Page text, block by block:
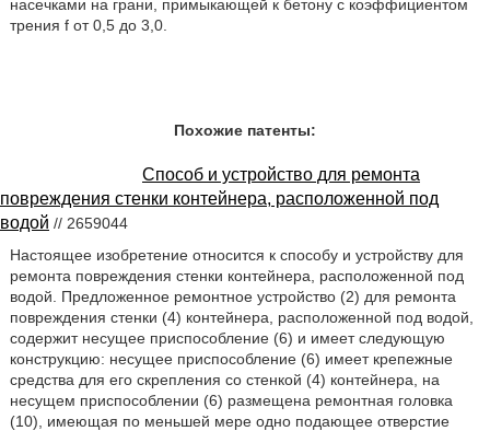
насечками на грани, примыкающей к бетону с коэффициентом
трения f от 0,5 до 3,0.
Похожие патенты:
Способ и устройство для ремонта
повреждения стенки контейнера, расположенной под
водой // 2659044
Настоящее изобретение относится к способу и устройству для
ремонта повреждения стенки контейнера, расположенной под
водой. Предложенное ремонтное устройство (2) для ремонта
повреждения стенки (4) контейнера, расположенной под водой,
содержит несущее приспособление (6) и имеет следующую
конструкцию: несущее приспособление (6) имеет крепежные
средства для его скрепления со стенкой (4) контейнера, на
несущем приспособлении (6) размещена ремонтная головка
(10), имеющая по меньшей мере одно подающее отверстие